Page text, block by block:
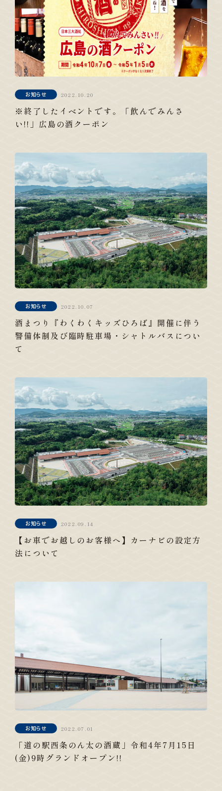
お知らせ 2022.10.20
※終了したイベントです。「飲んでみんさ
い!!」広島の酒クーポン
お知らせ 2022.10.07
酒まつり『わくわくキッズひろば』開催に伴う
警備体制及び臨時駐車場・シャトルバスについ
て
お知らせ 2022.09.14
【お車でお越しのお客様へ】カーナビの設定方
法について
お知らせ 2022.07.01
「道の駅西条のん太の酒蔵」令和4年7月15日
(金)9時グランドオープン!!